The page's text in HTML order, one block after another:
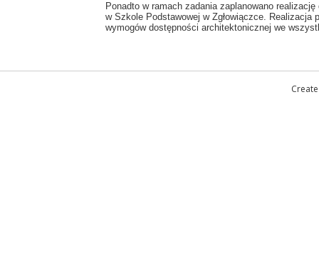
Ponadto w ramach zadania zaplanowano
w Szkole Podstawowej w Zgłowiączce. Realizacja
wymogów dostępności architektonicznej we